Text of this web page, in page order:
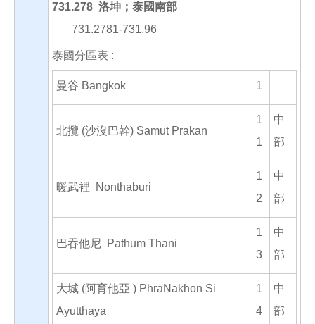
731.278 洛坤；泰國南部
731.2781-731.96
泰國分區表 :
曼谷 Bangkok 1
北攬 (沙沒巴幹) Samut Prakan
1
1
中
部
暖武裡 Nonthaburi
1
2
中
部
巴吞他尼 Pathum Thani
1
3
中
部
大城 (阿育他亞 ) PhraNakhon Si
Ayutthaya
1
4
中
部